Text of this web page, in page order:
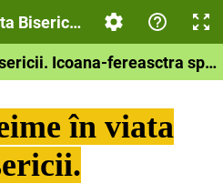
Bisericii. Icoana -
Sfanta Treime in viata Bisericii. Icoana-fereasctra spre cer
în viata